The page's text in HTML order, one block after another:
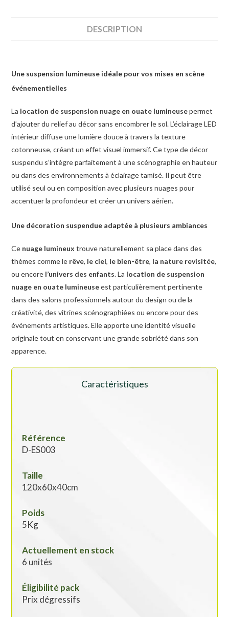
DESCRIPTION
Une suspension lumineuse idéale pour vos mises en scène
événementielles
La location de suspension nuage en ouate lumineusepermet
d’ajouter du relief au décor sans encombrer le sol. L’éclairage LED
intérieur diffuse une lumière douce à travers la texture
cotonneuse, créant un effet visuel immersif. Ce type de décor
suspendu s’intègre parfaitement à une scénographie en hauteur
ou dans des environnements à éclairage tamisé. Il peut être
utilisé seul ou en composition avec plusieurs nuages pour
accentuer la profondeur et créer un univers aérien.
Une décoration suspendue adaptée à plusieurs ambiances
Ce nuage lumineux trouve naturellement sa place dans des
thèmes comme le rêve, le ciel, le bien-être, la nature revisitée,
ou encore l’univers des enfants. La location de suspension
nuage en ouate lumineuseest particulièrement pertinente
dans des salons professionnels autour du design ou de la
créativité, des vitrines scénographiées ou encore pour des
événements artistiques. Elle apporte une identité visuelle
originale tout en conservant une grande sobriété dans son
apparence.
Caractéristiques
Référence
D-ES003
Taille
120x60x40cm
Poids
5Kg
Actuellement en stock
6 unités
Éligibilité pack
Prix dégressifs